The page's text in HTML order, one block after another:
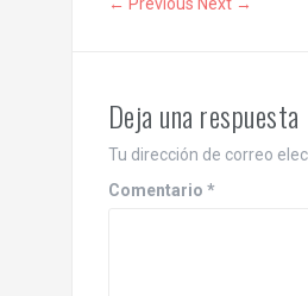
Deja una respuesta
Tu dirección de correo
Comentario *